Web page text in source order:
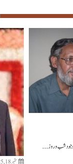
وجود شب و روز...
ستمبر 18, 2025